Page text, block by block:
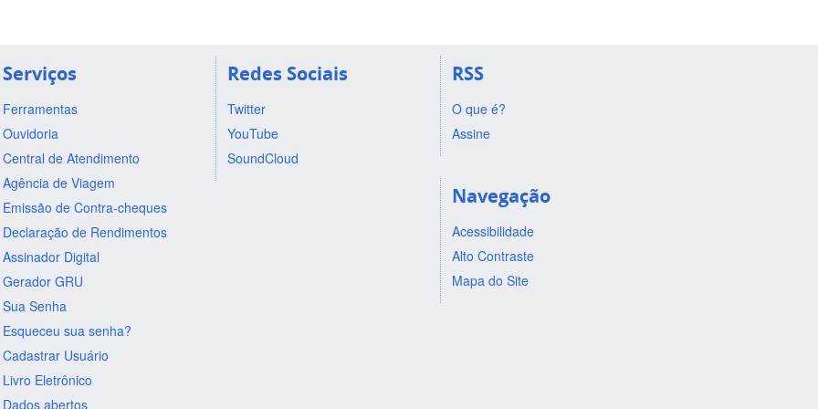
Serviços
Ferramentas
Ouvidoria
Central de Atendimento
Agência de Viagem
Emissão de Contra-cheques
Declaração de Rendimentos
Assinador Digital
Gerador GRU
Sua Senha
Esqueceu sua senha?
Cadastrar Usuário
Livro Eletrônico
Dados abertos
Redes Sociais
Twitter
YouTube
SoundCloud
RSS
O que é?
Assine
Navegação
Acessibilidade
Alto Contraste
Mapa do Site